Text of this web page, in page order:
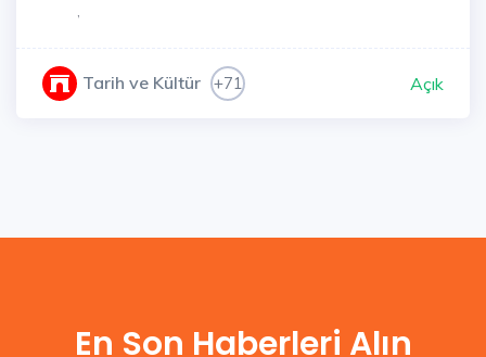
Tarih ve Kültür +71 Açık
En Son Haberleri Alın